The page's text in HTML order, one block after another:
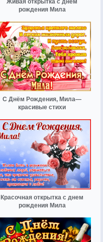
Живая открытка с днем
рождения Мила
С Днём Рождения, Мила—
красивые стихи
Красочная открытка с днем
рождения Мила